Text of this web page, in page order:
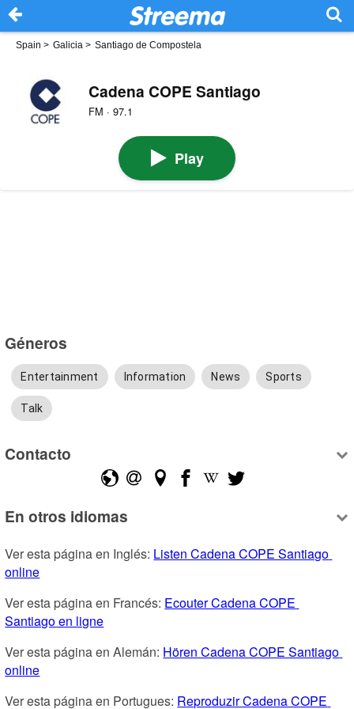
Spain > Galicia > Santiago de Compostela
Cadena COPE Santiago
FM · 97.1
Play
Géneros
Entertainment Information News Sports
Talk
Contacto
En otros idiomas
Ver esta página en Inglés: Listen Cadena COPE Santiago
online
Ver esta página en Francés: Ecouter Cadena COPE
Santiago en ligne
Ver esta página en Alemán: Hören Cadena COPE Santiago
online
Ver esta página en Portugues: Reproduzir Cadena COPE